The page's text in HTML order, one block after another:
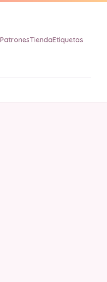
PatronesTiendaEtiquetas